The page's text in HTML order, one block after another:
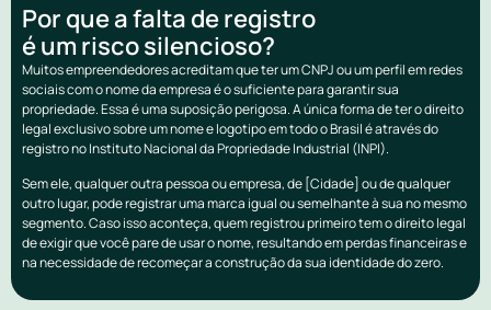
Por que a falta de registro
é um risco silencioso?
Muitos empreendedores acreditam que ter um CNPJ ou um perfil em redes
sociais com o nome da empresa é o suficiente para garantir sua
propriedade. Essa é uma suposição perigosa. A única forma de ter o direito
legal exclusivo sobre um nome e logotipo em todo o Brasil é através do
registro no Instituto Nacional da Propriedade Industrial (INPI).
Sem ele, qualquer outra pessoa ou empresa, de [Cidade] ou de qualquer
outro lugar, pode registrar uma marca igual ou semelhante à sua no mesmo
segmento. Caso isso aconteça, quem registrou primeiro tem o direito legal
de exigir que você pare de usar o nome, resultando em perdas financeiras e
na necessidade de recomeçar a construção da sua identidade do zero.